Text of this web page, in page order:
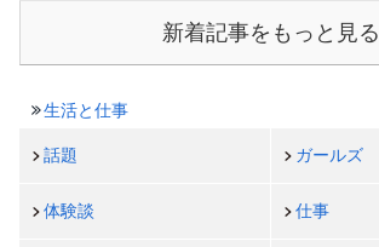
新着記事をもっと見る
生活と仕事
話題 ガールズ
体験談 仕事